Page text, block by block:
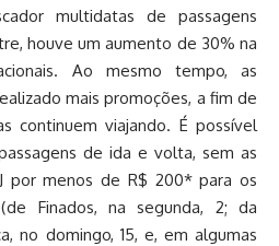
multidatas de passagens
houve um aumento de 30% na
Ao mesmo tempo, as
mais promoções, a fim de
continuem viajando. É possível
de ida e volta, sem as
por menos de R$ 200* para os
Finados, na segunda, 2; da
no domingo, 15, e, em algumas